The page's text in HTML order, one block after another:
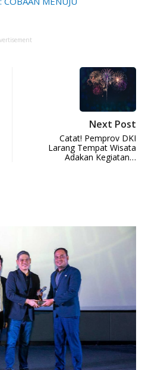
Next Post
Catat! Pemprov DKI
Larang Tempat Wisata
Adakan Kegiatan…